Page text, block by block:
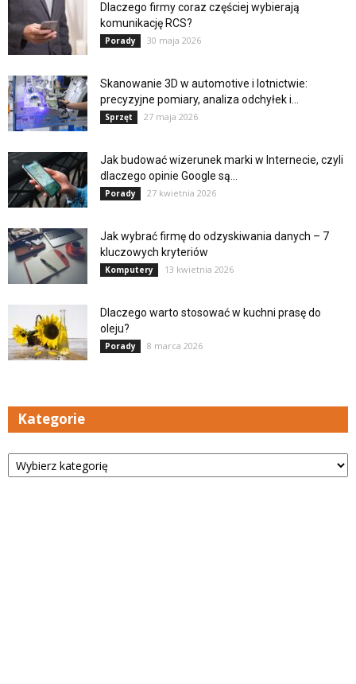
Dlaczego firmy coraz częściej wybierają
komunikację RCS?
Porady 30 maja 2026
Skanowanie 3D w automotive i lotnictwie:
precyzyjne pomiary, analiza odchyłek i...
Sprzęt 27 maja 2026
Jak budować wizerunek marki w Internecie, czyli
dlaczego opinie Google są...
Porady 27 kwietnia 2026
Jak wybrać firmę do odzyskiwania danych – 7
kluczowych kryteriów
Komputery 13 kwietnia 2026
Dlaczego warto stosować w kuchni prasę do
oleju?
Porady 8 marca 2026
Kategorie
Kategorie